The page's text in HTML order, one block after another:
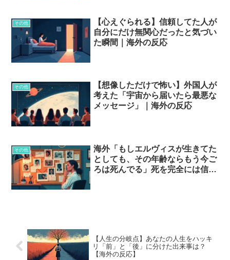
その他
【心えぐられる】信頼してた人が
自分にだけ無関心だったと気づい
た瞬間｜海外の反応
その他
【想像しただけで怖い】外国人が
考えた「宇宙から届いたら最悪な
メッセージ」｜海外の反応
その他
海外「もしエルヴィスが生きてた
としても、その年齢ならもう今ご
ろは死んでる」死を完全には信じ
【人生の分岐点】あなたの人生をハッキ
リ「前」と「後」に分けた出来事は？
【海外の反応】